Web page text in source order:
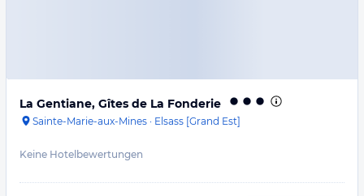
La Gentiane, Gîtes de La Fonderie
Sainte-Marie-aux-Mines · Elsass [Grand Est]
Keine Hotelbewertungen